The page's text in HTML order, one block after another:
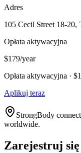
Adres
105 Cecil Street 18-20,
Opłata aktywacyjna
$179/year
Opłata aktywacyjna ·
Aplikuj teraz
StrongBody
worldwide.
Zarejestruj